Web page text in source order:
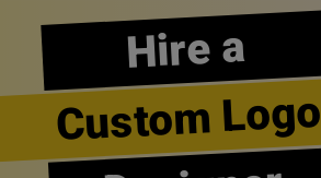
Hire a
Custom Logo